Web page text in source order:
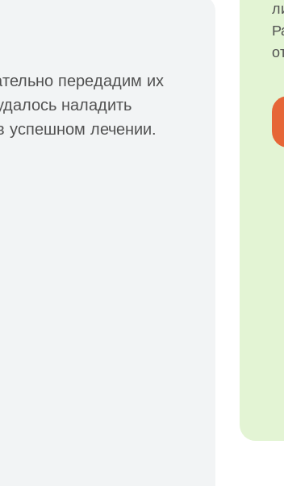
передадим их
наладить
успешном лечении.